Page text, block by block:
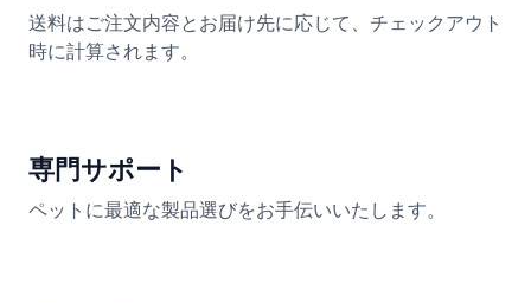
送料はご注文内容とお届け先に応じて、チェックアウト
時に計算されます。
専門サポート
ペットに最適な製品選びをお手伝いいたします。